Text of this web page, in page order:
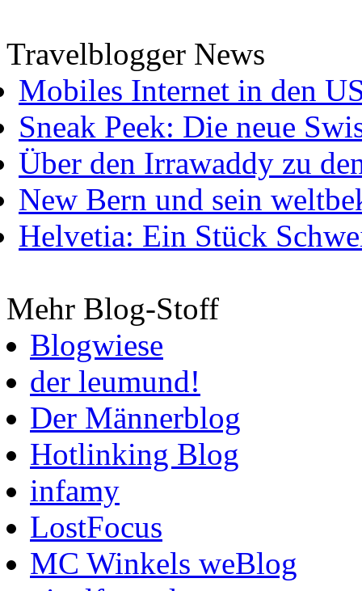
Travelblogger News
Mobiles Internet in den
Sneak Peek: Die neue
Über den Irrawaddy zu
New Bern und sein
Helvetia: Ein Stück
Mehr Blog-Stoff
Blogwiese
der leumund!
Der Männerblog
Hotlinking Blog
infamy
LostFocus
MC Winkels weBlog